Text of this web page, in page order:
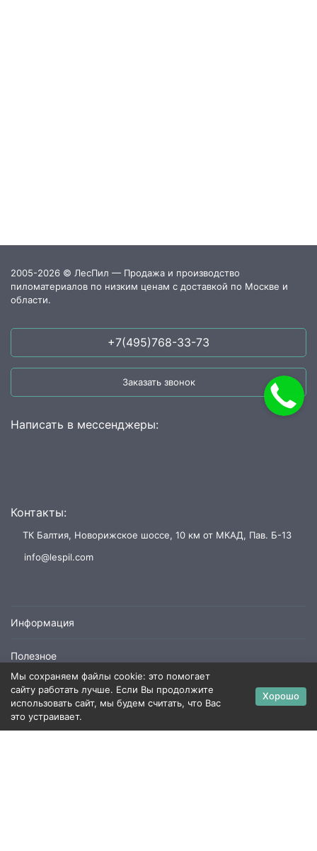
2005-2026 © ЛесПил — Продажа и производство
пиломатериалов по низким ценам с доставкой по Москве и
области.
+7(495)768-33-73
Заказать звонок
Написать в мессенджеры:
Контакты:
ТК Балтия, Новорижское шоссе, 10 км от МКАД, Пав. Б-13
info@lespil.com
Информация
Полезное
Пиломатериалы
Политика персональных данных Карта сайта
Мы сохраняем файлы cookie: это помогает
сайту работать лучше. Если Вы продолжите
использовать сайт, мы будем считать, что Вас
это устраивает.
Хорошо